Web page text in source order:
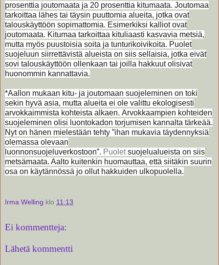
prosenttia joutomaata ja 20 prosenttia kitumaata. Joutomaa
tarkoittaa lähes tai täysin puuttomia alueita, jotka ovat
talouskäyttöön sopimattomia. Esimerkiksi kalliot ovat
joutomaata. Kitumaa tarkoittaa kituliaasti kasvavia metsiä,
mutta myös puustoisia soita ja tunturikoivikoita. Puolet
suojeluun siirrettävistä alueista on siis sellaisia, jotka eivät
sovi talouskäyttöön ollenkaan tai joilla hakkuut olisivat
huonommin kannattavia.
*Aallon mukaan kitu- ja joutomaan suojeleminen on toki
sekin hyvä asia, mutta alueita ei ole valittu ekologisesti
arvokkaimmista kohteista alkaen. Arvokkaampien kohteiden
suojeleminen olisi luontokadon torjumisen kannalta tärkeää.
Nyt on hänen mielestään tehty ”ihan mukavia täydennyksiä
olemassa olevaan
luonnonsuojeluverkostoon”. Puoletsuojelualueista on siis
metsämaata. Aalto kuitenkin huomauttaa, että siitäkin suurin
osa on käytännössä jo ollut hakkuiden ulkopuolella.
Irma Welling klo 11:13
Ei kommentteja:
Lähetä kommentti